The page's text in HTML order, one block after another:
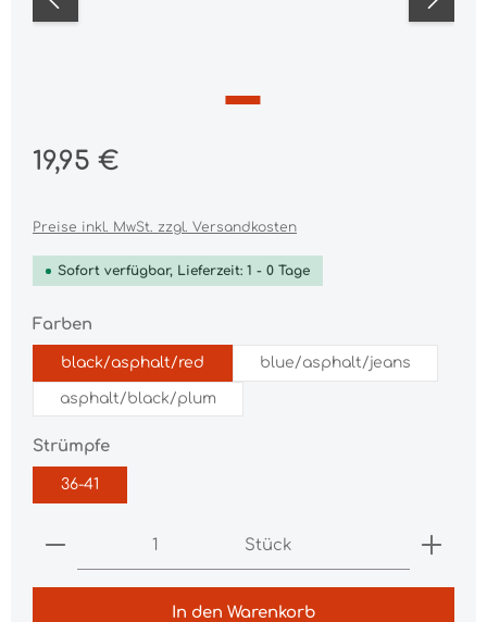
Regulärer Preis:
19,95 €
Preise inkl. MwSt. zzgl. Versandkosten
Sofort verfügbar, Lieferzeit: 1 - 0 Tage
Farben
black/asphalt/red blue/asphalt/jeans
asphalt/black/plum
Strümpfeauswählen
36-41
Produkt Anzahl: Gib den gewünschten
Stück
In den Warenkorb